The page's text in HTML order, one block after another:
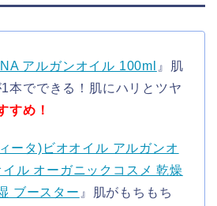
アルガンオイル 100ml 』肌
本でできる！肌にハリとツヤ
すめ！
ータ)ビオオイル アルガンオ
ル オーガニックコスメ 乾燥
ブースター 』肌がもちもち